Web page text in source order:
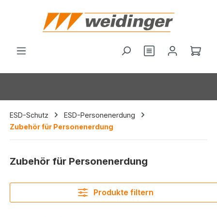
springen
Du hast 0
ESD-Schutz
ESD-Personenerdung
Zubehör für Personenerdung
Zubehör für Personenerdung
Produkte filtern